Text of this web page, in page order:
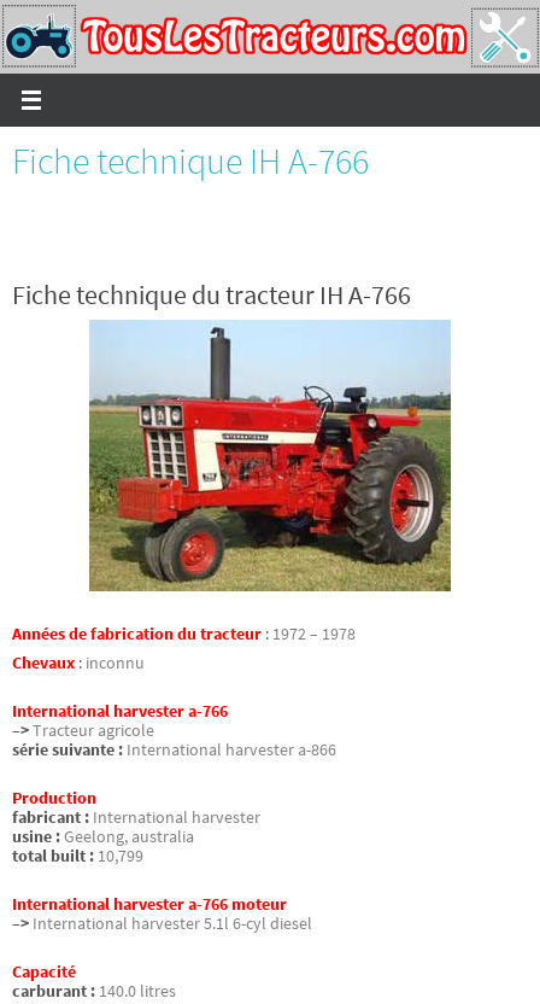
Passer
vers
le
contenu
Fiche technique IH A-766
Fiche technique du tracteur IH A-766
Années de fabrication du tracteur : 1972 – 1978
Chevaux : inconnu
International harvester a-766
–>Tracteur agricole
série suivante : International harvester a-866
Production
fabricant : International harvester
usine :Geelong, australia
total built : 10,799
International harvester a-766 moteur
–> International harvester 5.1l 6-cyl diesel
Capacité
carburant : 140.0 litres